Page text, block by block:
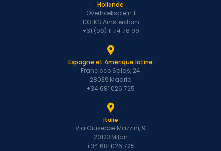
Hollande
Overhoeksplein 1
1031KS Amsterdam
+31 (06) 11 74 78 09
Espagne et Amérique latine
Francisco Salas, 24
28039 Madrid
+34 681 026 725
Italie
Via Giuseppe Mazzini, 9
20123 Milan
+34 681 026 725